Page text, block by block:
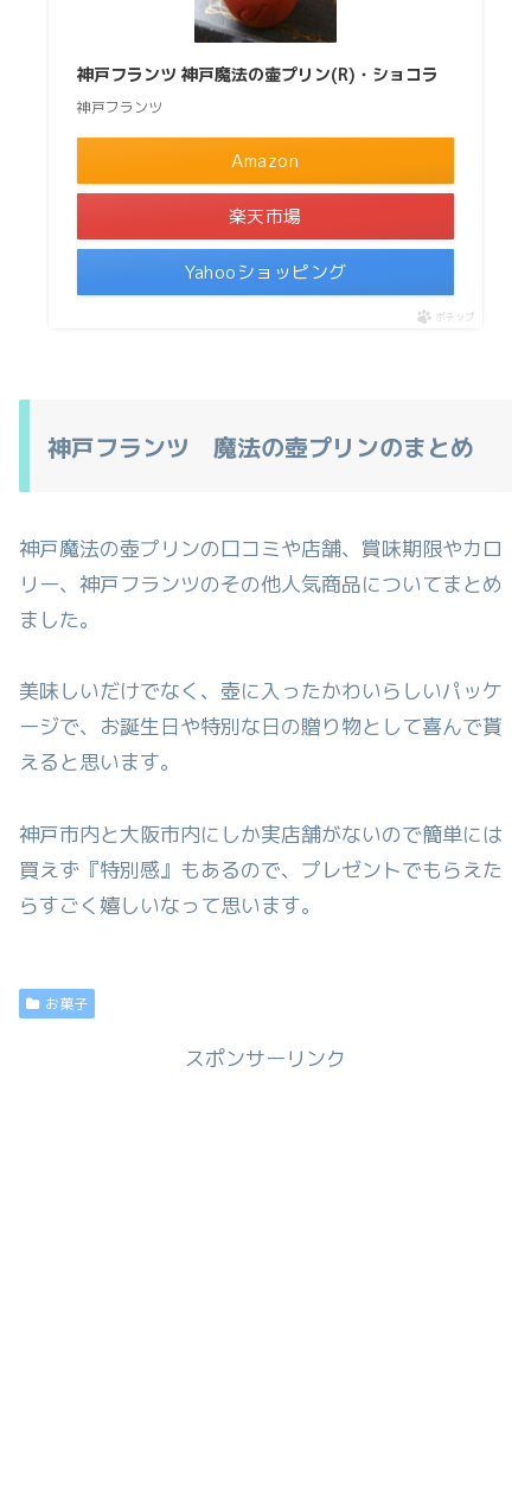
神戸フランツ 神戸魔法の壷プリン(R)・ショコラ
神戸フランツ
Amazon
楽天市場
Yahooショッピング
ポチップ
神戸フランツ 魔法の壺プリンのまとめ
神戸魔法の壺プリンの口コミや店舗、賞味期限やカロ
リー、神戸フランツのその他人気商品についてまとめ
ました。
美味しいだけでなく、壺に入ったかわいらしいパッケ
ージで、お誕生日や特別な日の贈り物として喜んで貰
えると思います。
神戸市内と大阪市内にしか実店舗がないので簡単には
買えず『特別感』もあるので、プレゼントでもらえた
らすごく嬉しいなって思います。
お菓子
スポンサーリンク